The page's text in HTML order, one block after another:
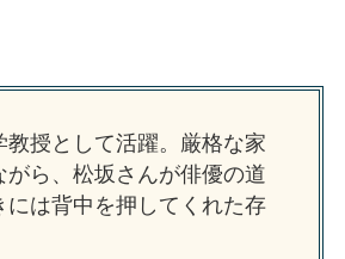
教授として活躍。厳格な家
がら、松坂さんが俳優の道
には背中を押してくれた存